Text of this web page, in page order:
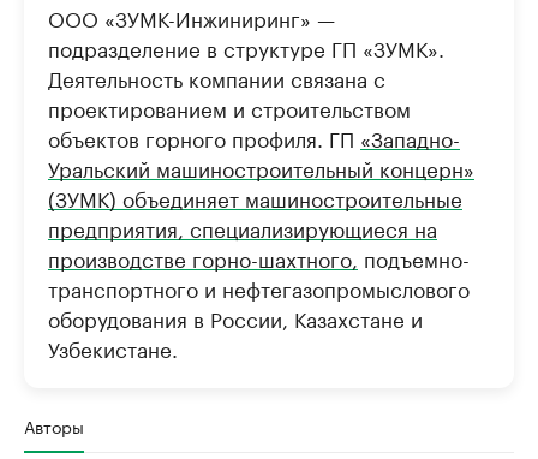
ООО «ЗУМК-Инжиниринг» —
подразделение в структуре ГП «ЗУМК».
Деятельность компании связана с
проектированием и строительством
объектов горного профиля. ГП «Западно-
Уральский машиностроительный концерн»
(ЗУМК) объединяет машиностроительные
предприятия, специализирующиеся на
производстве горно-шахтного, подъемно-
транс­портного и нефтегазопромыслового
оборудования в России, Казахстане и
Узбекистане.
Авторы